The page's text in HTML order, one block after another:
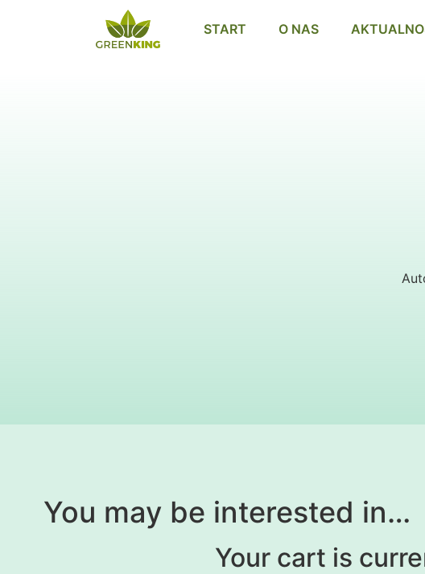
START O NAS
You may be interested in…
Your cart is